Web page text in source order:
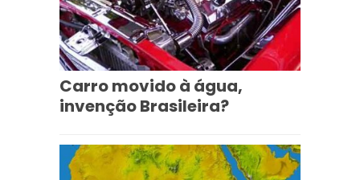
Carro movido à água,
invenção Brasileira?